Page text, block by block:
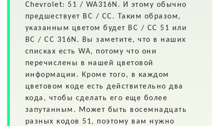
Chevrolet: 51 / WA316N. И этому обычно
предшествует BC / CC. Таким образом,
указанным цветом будет BC / CC 51 или
BC / CC 316N. Вы заметите, что в наших
списках есть WA, потому что они
перечислены в нашей цветовой
информации. Кроме того, в каждом
цветовом коде есть действительно два
кода, чтобы сделать его еще более
запутанным. Может быть восемнадцать
разных кодов 51, поэтому вам нужно